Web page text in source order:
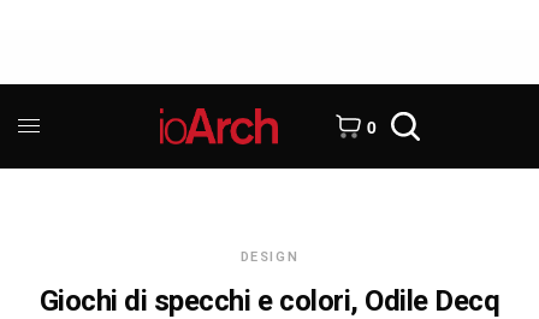
0
DESIGN
Giochi di specchi e colori, Odile Decq